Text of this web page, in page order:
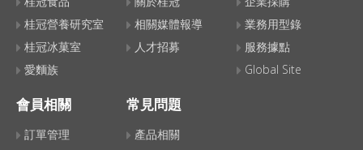
桂冠營養研究室
桂冠冰菓室
愛麵族
相關媒體報導
人才招募
業務用型錄
服務據點
Global Site
會員相關
訂單管理
常見問題
產品相關